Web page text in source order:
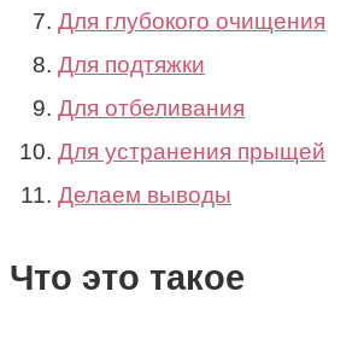
Для глубокого очищения
Для подтяжки
Для отбеливания
Для устранения прыщей
Делаем выводы
Что это такое